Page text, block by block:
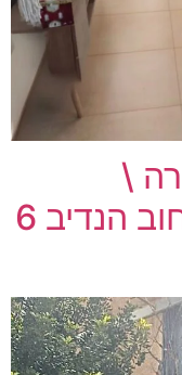
\
השכרה בשכונה ג', רחוב הנדיב 6